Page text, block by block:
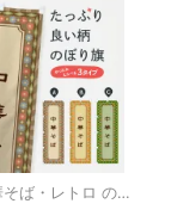
のぼり 中華そば・レトロ のぼり旗